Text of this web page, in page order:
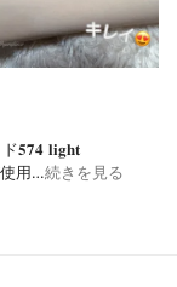
𝟓𝟕𝟒 𝐥𝐢𝐠𝐡𝐭
用…続きを見る